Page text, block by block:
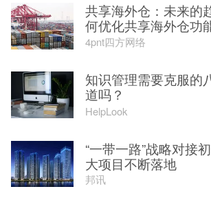
共享海外仓：未来的
何优化共享海外仓功
4pnt四方网络
知识管理需要克服的
道吗？
HelpLook
“一带一路”战略对接
大项目不断落地
邦讯